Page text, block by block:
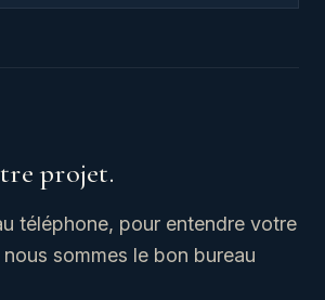
projet.
téléphone, pour entendre votre
sommes le bon bureau